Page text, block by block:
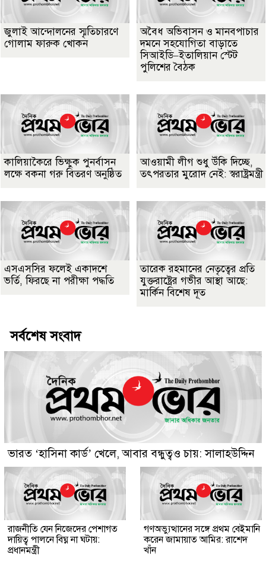
জুলাই আন্দোলনের স্মৃতিচারণে
গোলাম ফারুক খোকন
অবৈধ অভিবাসন ও মানবপাচার
দমনে সহযোগিতা বাড়াতে
সিআইডি–ইতালিয়ান স্টেট
পুলিশের বৈঠক
কালিয়াকৈরে ভিক্ষুক পুনর্বাসন
লক্ষে বকনা গরু বিতরণ অনুষ্ঠিত
আওয়ামী লীগ শুধু উঁকি দিচ্ছে,
তৎপরতার মুরোদ নেই: স্বরাষ্ট্রমন্ত্রী
এসএসসির ফলেই একাদশে
ভর্তি, ফিরছে না পরীক্ষা পদ্ধতি
তারেক রহমানের নেতৃত্বের প্রতি
যুক্তরাষ্ট্রের গভীর আস্থা আছে:
মার্কিন বিশেষ দূত
সর্বশেষ সংবাদ
ভারত ‘হাসিনা কার্ড’ খেলে, আবার বন্ধুত্বও চায়: সালাহউদ্দিন
রাজনীতি যেন নিজেদের পেশাগত
দায়িত্ব পালনে বিঘ্ন না ঘটায়:
প্রধানমন্ত্রী
গণঅভ্যুত্থানের সঙ্গে প্রথম বেইমানি
করেন জামায়াত আমির: রাশেদ
খাঁন